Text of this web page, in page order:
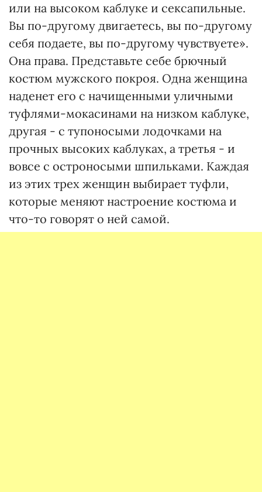
или на высоком каблуке и сексапильные.
Вы по-другому двигаетесь, вы по-другому
себя подаете, вы по-другому чувствуете».
Она права. Представьте себе брючный
костюм мужского покроя. Одна женщина
наденет его с начищенными уличными
туфлями-мокасинами на низком каблуке,
другая - с тупоносыми лодочками на
прочных высоких каблуках, а третья - и
вовсе с остроносыми шпильками. Каждая
из этих трех женщин выбирает туфли,
которые меняют настроение костюма и
что-то говорят о ней самой.